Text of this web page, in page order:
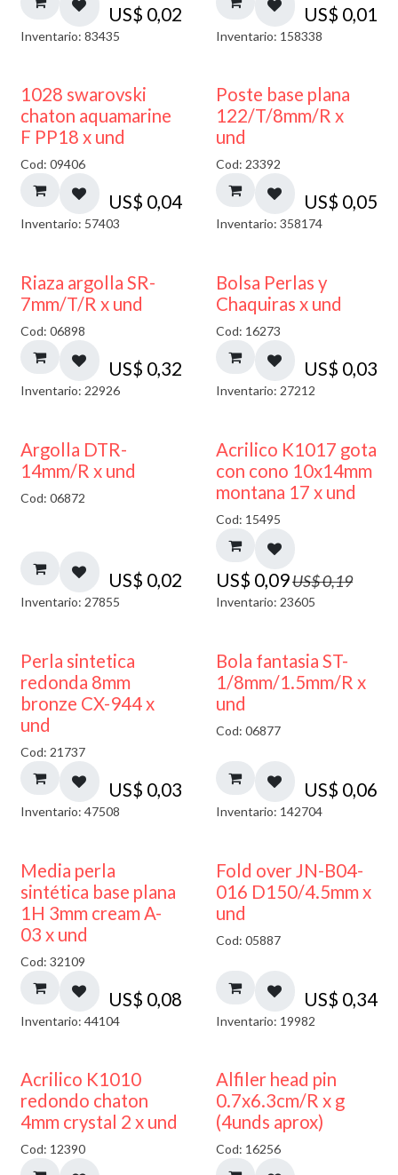
US$ 0,02
Inventario: 83435
US$ 0,01
Inventario: 158338
1028 swarovski
chaton aquamarine
F PP18 x und
Cod: 09406
US$ 0,04
Inventario: 57403
Poste base plana
122/T/8mm/R x
und
Cod: 23392
US$ 0,05
Inventario: 358174
Riaza argolla SR-
7mm/T/R x und
Cod: 06898
US$ 0,32
Inventario: 22926
Bolsa Perlas y
Chaquiras x und
Cod: 16273
US$ 0,03
Inventario: 27212
Argolla DTR-
14mm/R x und
Cod: 06872
US$ 0,02
Inventario: 27855
50% DESCUENTO
Acrilico K1017 gota
con cono 10x14mm
montana 17 x und
Cod: 15495
US$ 0,09US$0,19
Inventario: 23605
Perla sintetica
redonda 8mm
bronze CX-944 x
und
Cod: 21737
US$ 0,03
Inventario: 47508
Bola fantasia ST-
1/8mm/1.5mm/R x
und
Cod: 06877
US$ 0,06
Inventario: 142704
Media perla
sintética base plana
1H 3mm cream A-
03 x und
Cod: 32109
US$ 0,08
Inventario: 44104
Fold over JN-B04-
016 D150/4.5mm x
und
Cod: 05887
US$ 0,34
Inventario: 19982
50% DESCUENTO
Acrilico K1010
redondo chaton
4mm crystal 2 x und
Cod: 12390
Alfiler head pin
0.7x6.3cm/R x g
(4unds aprox)
Cod: 16256